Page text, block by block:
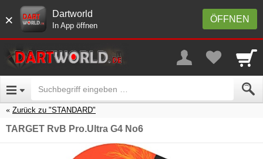
× ÖFFNEN
Dartworld
In App öffnen
Zurück zu "STANDARD"
TARGET RvB Pro.Ultra G4 No6